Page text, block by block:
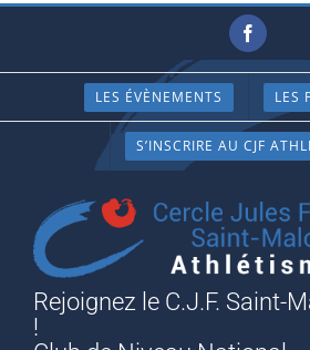
Passer
contenu
Facebook
LES ÉVÈNEMENTS LES
S’INSCRIRE AU CJF
Rejoignez le C.J.F. Saint-
!